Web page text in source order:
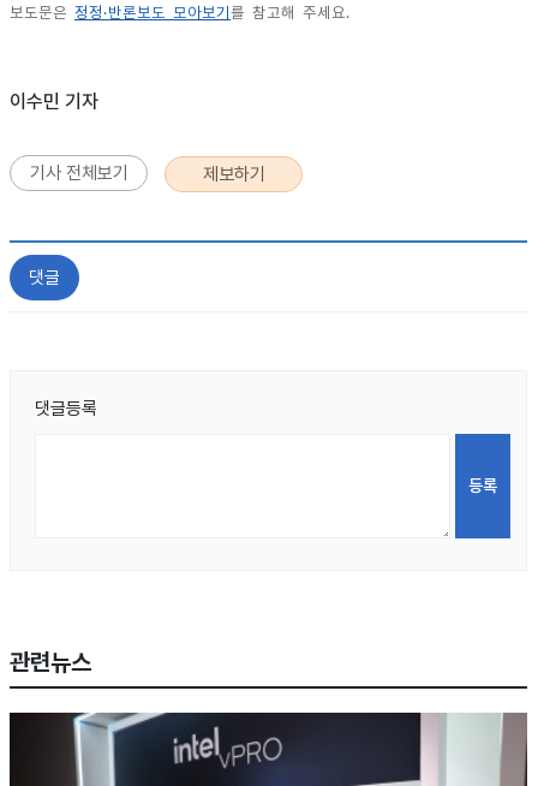
보도문은 정정·반론보도 모아보기 를 참고해 주세요.
이수민 기자
기사 전체보기 제보하기
댓글
댓글등록
관련뉴스